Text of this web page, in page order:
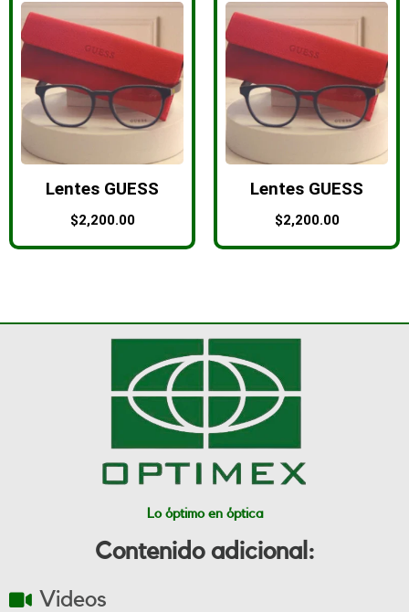
Lentes GUESS
$2,200.00
Lentes GUESS
$2,200.00
Lo óptimo en óptica
Contenido adicional:
Videos